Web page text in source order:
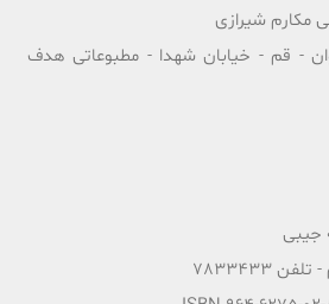
مکارم شیرازی
- قم - خیابان شهدا - مطبوعاتی هدف